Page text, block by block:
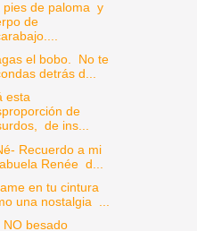
pies de paloma y
de
el bobo. No te
detrás d...
esta
de
de ins...
Recuerdo a mi
Renée d...
en tu cintura
una nostalgia ...
NO besado